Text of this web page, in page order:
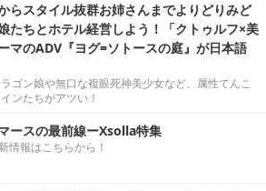
らスタイル抜群お姉さんまでよりどりみど
たちとホテル経営しよう！「クトゥルフ×美
マのADV『ヨグ=ソトースの庭』が日本語
ゴン娘や無口な複眼死神美少女など、属性てんこ
ンたちがアツい！
ースの最前線ーXsolla特集
情報はこちらから！